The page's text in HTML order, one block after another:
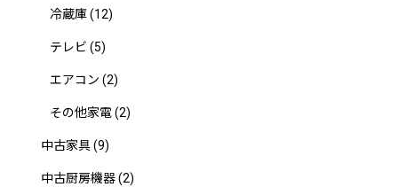
冷蔵庫(12)
テレビ (5)
エアコン (2)
その他家電(2)
中古家具(9)
中古厨房機器(2)